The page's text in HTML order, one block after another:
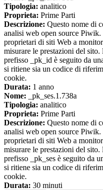
Tipologia: analitico
Proprieta: Prime Parti
Descrizione: Questo nome di
analisi web open source
proprietari di siti Web a
misurare le prestazioni del
prefisso _pk_id è seguito da
si ritiene sia un codice di
cookie.
Durata: 1 anno
Nome: _pk_ses.1.738a
Tipologia: analitico
Proprieta: Prime Parti
Descrizione: Questo nome di
analisi web open source
proprietari di siti Web a
misurare le prestazioni del
prefisso _pk_ses è seguito da
si ritiene sia un codice di
cookie.
Durata: 30 minuti